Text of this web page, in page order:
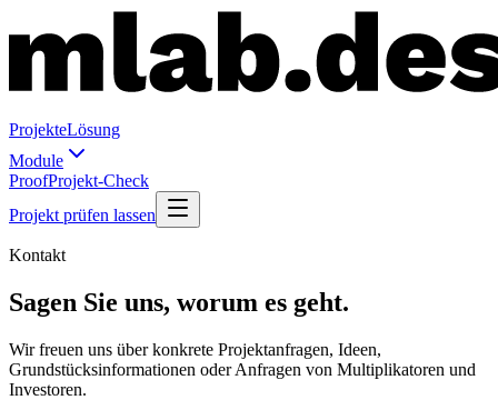
ProjekteLösung
Module
ProofProjekt-Check
Projekt prüfen lassen
Kontakt
Sagen Sie uns, worum es geht.
Wir freuen uns über konkrete Projektanfragen, Ideen,
Grundstücksinformationen oder Anfragen von Multiplikatoren und
Investoren.